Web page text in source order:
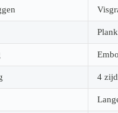
Plank
4